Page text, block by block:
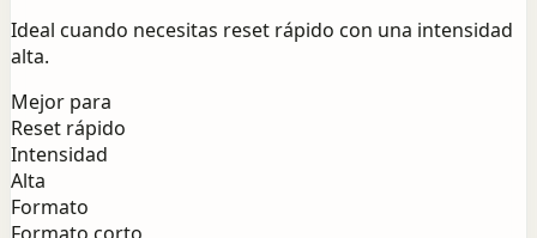
Ideal cuando necesitas reset rápido con una intensidad
alta.
Mejor para
Reset rápido
Intensidad
Alta
Formato